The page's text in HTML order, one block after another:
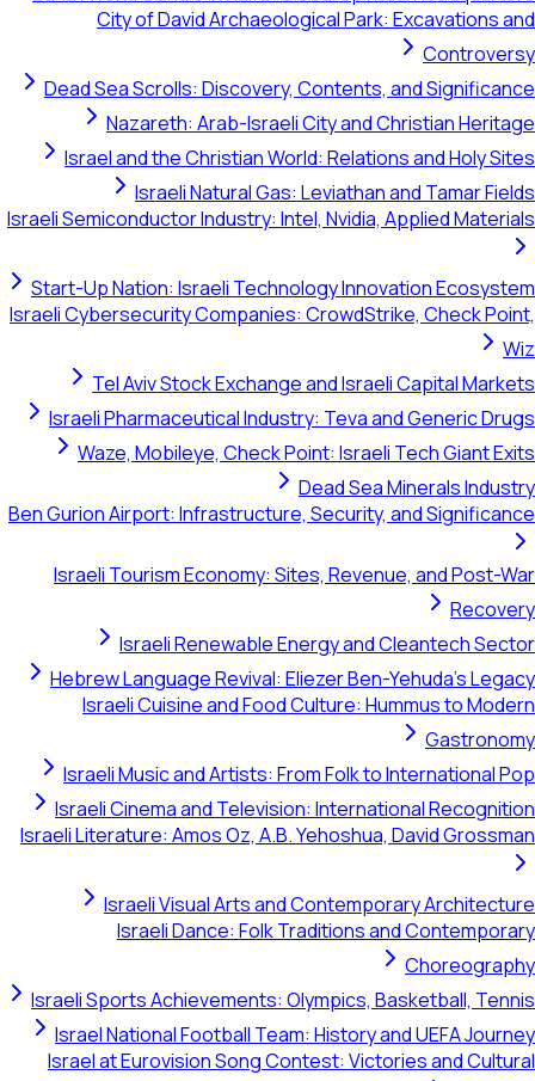
City of David Archaeological Park: Excavations and
Controversy
Dead Sea Scrolls: Discovery, Contents, and Significance
Nazareth: Arab-Israeli City and Christian Heritage
Israel and the Christian World: Relations and Holy Sites
Israeli Natural Gas: Leviathan and Tamar Fields
Israeli Semiconductor Industry: Intel, Nvidia, Applied Materials
Start-Up Nation: Israeli Technology Innovation Ecosystem
Israeli Cybersecurity Companies: CrowdStrike, Check Point,
Wiz
Tel Aviv Stock Exchange and Israeli Capital Markets
Israeli Pharmaceutical Industry: Teva and Generic Drugs
Waze, Mobileye, Check Point: Israeli Tech Giant Exits
Dead Sea Minerals Industry
Ben Gurion Airport: Infrastructure, Security, and Significance
Israeli Tourism Economy: Sites, Revenue, and Post-War
Recovery
Israeli Renewable Energy and Cleantech Sector
Hebrew Language Revival: Eliezer Ben-Yehuda's Legacy
Israeli Cuisine and Food Culture: Hummus to Modern
Gastronomy
Israeli Music and Artists: From Folk to International Pop
Israeli Cinema and Television: International Recognition
Israeli Literature: Amos Oz, A.B. Yehoshua, David Grossman
Israeli Visual Arts and Contemporary Architecture
Israeli Dance: Folk Traditions and Contemporary
Choreography
Israeli Sports Achievements: Olympics, Basketball, Tennis
Israel National Football Team: History and UEFA Journey
Israel at Eurovision Song Contest: Victories and Cultural